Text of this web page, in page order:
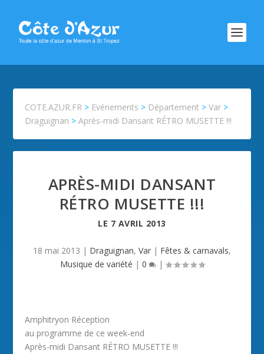
COTE.AZUR.FR > Evénements > Département >Var >
Draguignan >Après-midi Dansant RÉTRO MUSETTE !!!
APRÈS-MIDI DANSANT
RÉTRO MUSETTE !!!
LE 7 AVRIL 2013
18 mai 2013 | Draguignan, Var | Fêtes & carnavals,
Musique de variété | 0 |
Amphitryon Réception
au programme de ce week-end
Après-midi Dansant RÉTRO MUSETTE !!!